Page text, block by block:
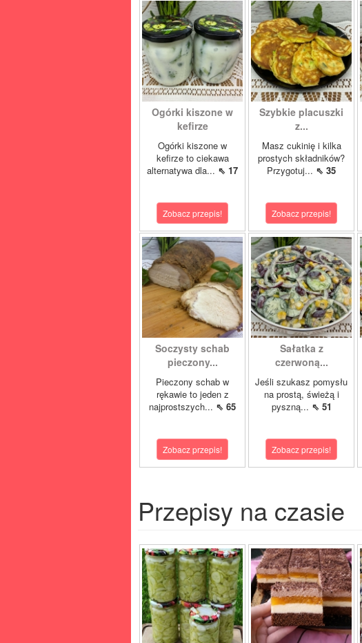
Ogórki kiszone w
kefirze
Ogórki kiszone w
kefirze to ciekawa
alternatywa dla... ⇖ 17
Zobacz przepis!
Szybkie placuszki
z...
Masz cukinię i kilka
prostych składników?
Przygotuj... ⇖ 35
Zobacz przepis!
Soczysty schab
pieczony...
Pieczony schab w
rękawie to jeden z
najprostszych... ⇖ 65
Zobacz przepis!
Sałatka z
czerwoną...
Jeśli szukasz pomysłu
na prostą, świeżą i
pyszną... ⇖ 51
Zobacz przepis!
Przepisy na czasie